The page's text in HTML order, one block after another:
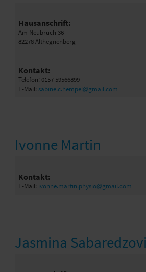
Hausanschrift:
Am Neubruch 36
82278 Althegnenberg
Kontakt:
Telefon: 0157 59566899
E-Mail: sabine.c.hempel@gmail.com
Ivonne Martin
Kontakt:
E-Mail: ivonne.martin.physio@gmail.com
Jasmina